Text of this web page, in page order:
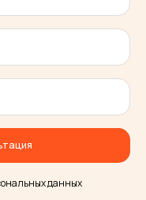
данных